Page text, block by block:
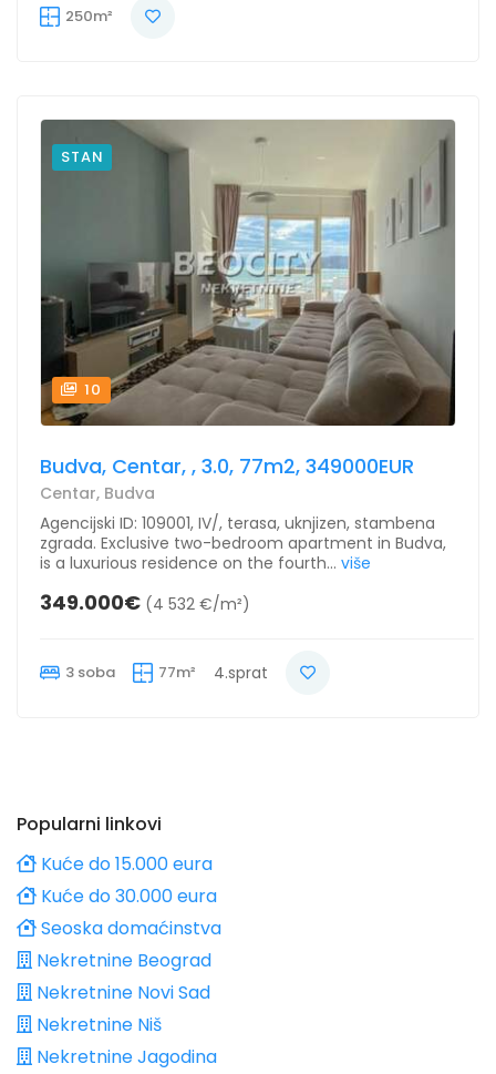
250m²
STAN
10
Budva, Centar, , 3.0, 77m2, 349000EUR
Centar, Budva
Agencijski ID: 109001, IV/, terasa, uknjizen, stambena
zgrada. Exclusive two-bedroom apartment in Budva,
is a luxurious residence on the fourth... više
349.000€ (4 532 €/m²)
3 soba 77m² 4.sprat
Popularni linkovi
Kuće do 15.000 eura
Kuće do 30.000 eura
Seoska domaćinstva
Nekretnine Beograd
Nekretnine Novi Sad
Nekretnine Niš
Nekretnine Jagodina